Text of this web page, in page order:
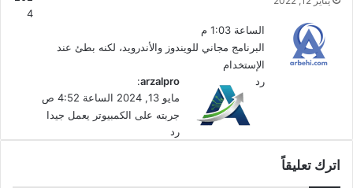
التصنيف: تطبيقات ويندوز، حماية الخصوصية، برامج في بي إن.
4
الساعة 1:03 م
البرنامج مجاني للويندوز والأندرويد، لكنه بطئ عند
الإستخدام
رد
ي
ق
و
ل
arzalpro
:
مايو 13, 2024 الساعة 4:52 ص
جربته على الكمبيوتر يعمل جيدا
رد
اترك تعليقاً